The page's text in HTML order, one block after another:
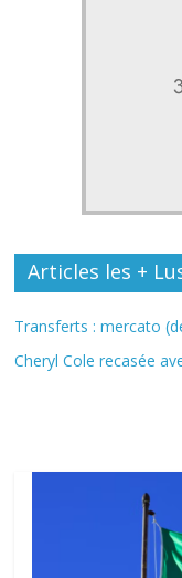
Articles les +
Transferts : mercato
Cheryl Cole recasée